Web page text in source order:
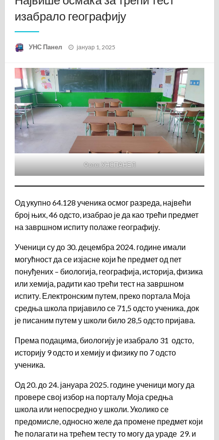
изабрало географију
УНС Панел
Posted
јануар 1, 2025
Фото: УНСПАНЕЛ
Од укупно 64.128 ученика осмог разреда, највећи
број њих, 46 одсто, изабрао је да као трећи предмет
на завршном испиту полаже географију.
Ученици су до 30. децембра 2024. године имали
могућност да се изјасне који ће предмет од пет
понуђених – биологија, географија, историја, физика
или хемија, радити као трећи тест на завршном
испиту. Електронским путем, преко портала Моја
средња школа пријавило се 71,5 одсто ученика, док
је писаним путем у школи било 28,5 одсто пријава.
Према подацима, биологију је изабрало 31 одсто,
историју 9 одсто и хемију и физику по 7 одсто
ученика.
Од 20. до 24. јануара 2025. године ученици могу да
провере свој избор на порталу Моја средња
школа или непосредно у школи. Уколико се
предомисле, односно желе да промене предмет који
ће полагати на трећем тесту то могу да ураде 29. и